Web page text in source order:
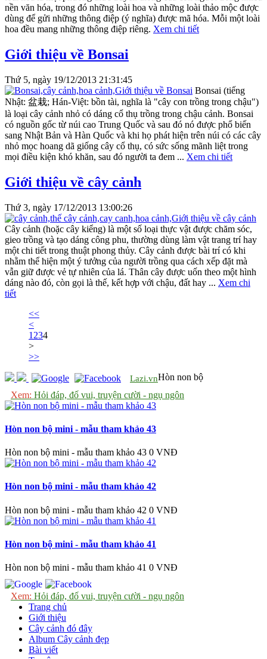
nền văn hóa, trong đó những loài hoa và những loài thảo mộc được
dùng để gửi những thông điệp (ý nghĩa) được mã hóa. Mỗi một loài
hoa đều mang những thông điệp riêng. Xem chi tiết
Giới thiệu về Bonsai
Thứ 5, ngày 19/12/2013 21:31:45
Bonsai (tiếng
Nhật: 盆栽; Hán-Việt: bồn tài, nghĩa là "cây con trồng trong chậu")
là loại cây cảnh nhỏ có dáng cổ thụ trồng trong chậu cảnh. Bonsai
có nguồn gốc từ núi cao Trung Quốc và sau đó nó được phổ biến
sang Nhật Bản và Hàn Quốc và khi họ phát hiện trên núi có các cây
nhỏ mọc hoang dã giống cây cổ thụ, có sức sống mãnh liệt trong
mọi điều kiện khó khăn, sau đó người ta đem ... Xem chi tiết
Giới thiệu về cây cảnh
Thứ 3, ngày 17/12/2013 13:00:26
Cây cảnh (hoặc cây kiểng) là một số loại thực vật được chăm sóc,
gieo trồng và tạo dáng công phu, thường dùng làm vật trang trí hay
một chi tiết trong thuật phong thủy. Cây cảnh được bài trí có khi
nhằm thể hiện một ý tưởng của người trồng qua cách xếp đặt mà
vẫn giữ được vẻ tự nhiên của lá. Thân cây được uốn theo một hình
dáng nào đó, còn gọi là thế, kết hợp với chậu, đất hay ... Xem chi
tiết
<<
<
1 234
>
>>
Lazi.vn
Xem: Hỏi đáp, đố vui, truyện cười - ngụ ngôn
Hòn non bộ
Hòn non bộ mini - mẫu tham khảo 43
Hòn non bộ mini - mẫu tham khảo 43 0 VNĐ
Hòn non bộ mini - mẫu tham khảo 42
Hòn non bộ mini - mẫu tham khảo 42 0 VNĐ
Hòn non bộ mini - mẫu tham khảo 41
Hòn non bộ mini - mẫu tham khảo 41 0 VNĐ
Xem: Hỏi đáp, đố vui, truyện cười - ngụ ngôn
Trang chủ
Giới thiệu
Cây cảnh đó đây
Album Cây cảnh đẹp
Bài viết